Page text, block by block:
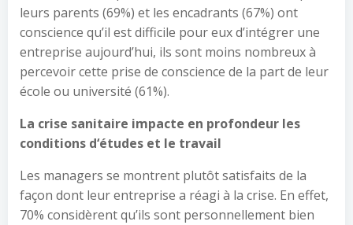
leurs parents (69%) et les encadrants (67%) ont
conscience qu’il est difficile pour eux d’intégrer une
entreprise aujourd’hui, ils sont moins nombreux à
percevoir cette prise de conscience de la part de leur
école ou université (61%).
La crise sanitaire impacte en profondeur les
conditions d‘études et le travail
Les managers se montrent plutôt satisfaits de la
façon dont leur entreprise a réagi à la crise. En effet,
70% considèrent qu’ils sont personnellement bien